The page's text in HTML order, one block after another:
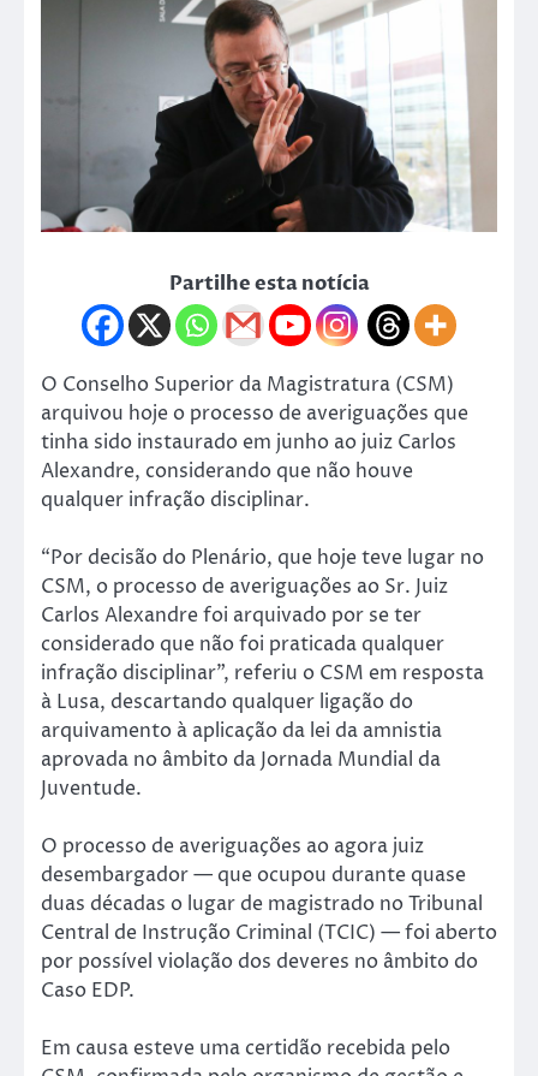
Partilhe esta notícia
O Conselho Superior da Magistratura (CSM)
arquivou hoje o processo de averiguações que
tinha sido instaurado em junho ao juiz Carlos
Alexandre, considerando que não houve
qualquer infração disciplinar.
“Por decisão do Plenário, que hoje teve lugar no
CSM, o processo de averiguações ao Sr. Juiz
Carlos Alexandre foi arquivado por se ter
considerado que não foi praticada qualquer
infração disciplinar”, referiu o CSM em resposta
à Lusa, descartando qualquer ligação do
arquivamento à aplicação da lei da amnistia
aprovada no âmbito da Jornada Mundial da
Juventude.
O processo de averiguações ao agora juiz
desembargador — que ocupou durante quase
duas décadas o lugar de magistrado no Tribunal
Central de Instrução Criminal (TCIC) — foi aberto
por possível violação dos deveres no âmbito do
Caso EDP.
Em causa esteve uma certidão recebida pelo